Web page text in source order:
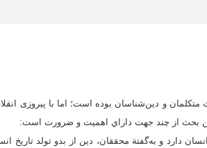
متکلمان و دين‌شناسان بوده است؛ اما با پیروزی
بحث از چند جهت داراي اهميت و ضرورت است:
دارد و به‌گفتة محققان، دين از بدو تولد تاريخ